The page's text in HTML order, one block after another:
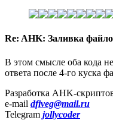
Re: AHK: Заливка
В этом смысле оба кода
ответа после 4-го куска
Разработка AHK-
e-mail dfiveg@mail.ru
Telegram jollycoder